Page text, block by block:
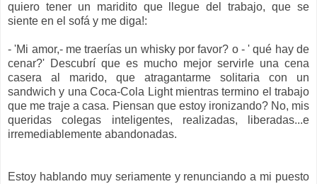
quiero tener un maridito que llegue del trabajo, que se
siente en el sofá y me diga!:
- 'Mi amor,- me traerías un whisky por favor? o - ' qué hay de
cenar?' Descubrí que es mucho mejor servirle una cena
casera al marido, que atragantarme solitaria con un
sandwich y una Coca-Cola Light mientras termino el trabajo
que me traje a casa. Piensan que estoy ironizando? No, mis
queridas colegas inteligentes, realizadas, liberadas...e
irremediablemente abandonadas.
Estoy hablando muy seriamente y renunciando a mi puesto